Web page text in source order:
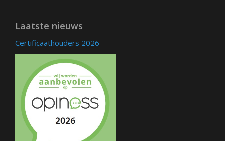
Laatste nieuws
Certificaathouders 2026